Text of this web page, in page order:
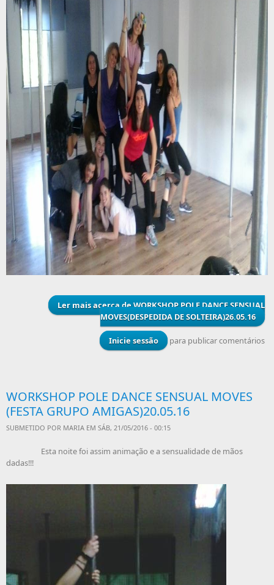
Ler maisacerca de WORKSHOP POLE DANCE SENSUAL
MOVES(DESPEDIDA DE SOLTEIRA)26.05.16
Inicie sessão para publicar comentários
WORKSHOP POLE DANCE SENSUAL MOVES
(FESTA GRUPO AMIGAS)20.05.16
SUBMETIDO POR MARIA EM SÁB, 21/05/2016 - 00:15
Esta noite foi assim animação e a sensualidade de mãos
dadas!!!